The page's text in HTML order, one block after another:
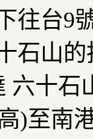
往台9
石山
六十石
)至南